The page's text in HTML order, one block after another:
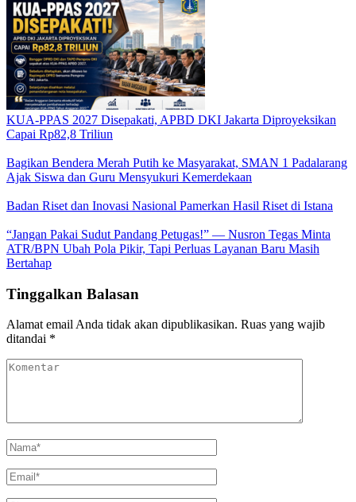
KUA-PPAS 2027 Disepakati, APBD DKI Jakarta Diproyeksikan
Capai Rp82,8 Triliun
Bagikan Bendera Merah Putih ke Masyarakat, SMAN 1 Padalarang
Ajak Siswa dan Guru Mensyukuri Kemerdekaan
Badan Riset dan Inovasi Nasional Pamerkan Hasil Riset di Istana
“Jangan Pakai Sudut Pandang Petugas!” — Nusron Tegas Minta
ATR/BPN Ubah Pola Pikir, Tapi Perluas Layanan Baru Masih
Bertahap
Tinggalkan Balasan
Alamat email Anda tidak akan dipublikasikan. Ruas yang wajib
ditandai *